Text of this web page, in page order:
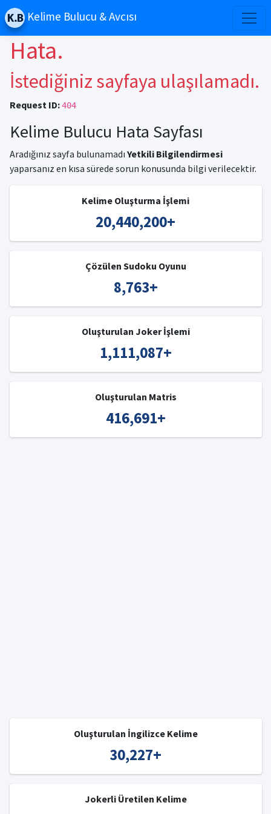
Kelime Bulucu & Avcısı
Hata.
İstediğiniz sayfaya ulaşılamadı.
Request ID: 404
Kelime Bulucu Hata Sayfası
Aradığınız sayfa bulunamadı Yetkili Bilgilendirmesi
yaparsanız en kısa sürede sorun konusunda bilgi verilecektir.
Kelime Oluşturma İşlemi
20,440,200+
Çözülen Sudoku Oyunu
8,763+
Oluşturulan Joker İşlemi
1,111,087+
Oluşturulan Matris
416,691+
Oluşturulan İngilizce Kelime
30,227+
Jokerli Üretilen Kelime